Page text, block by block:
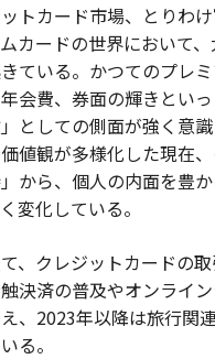
トカード市場、とりわ
カードの世界において
ている。かつてのプレミ
会費、券面の輝きとい
としての側面が強く意
値観が多様化した現在
」から、個人の内面を豊
変化している。
、クレジットカードの
決済の普及やオンライ
、2023年以降は旅行関
る。